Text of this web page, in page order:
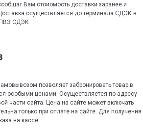
Вам стоиомость доставки заранее и
осуществляется до терминала СДЭК в
ПВЗ СДЭК
позволяет забронировать товар в
особыми ценами. Осуществляется по адресу
части сайта. Цена на сайте может включать
только при оплате на сайте. Для получения
на кассе.